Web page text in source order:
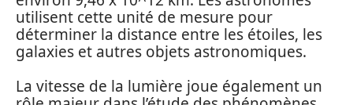
utilisent cette unité de mesure pour
déterminer la distance entre les étoiles, les
galaxies et autres objets astronomiques.
La vitesse de la lumière joue également un